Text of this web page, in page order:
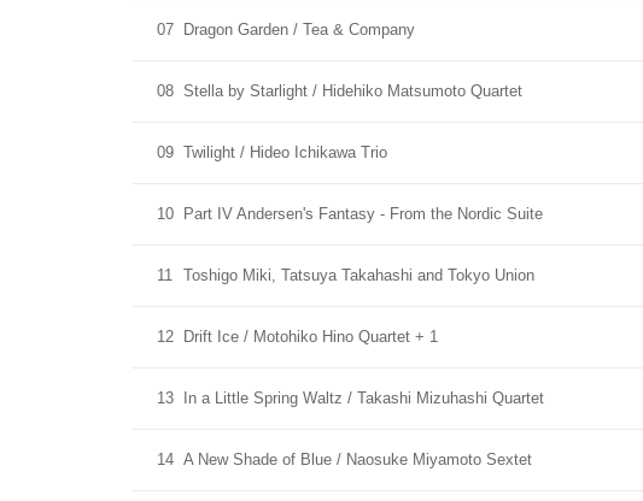
07 Dragon Garden / Tea & Company
08 Stella by Starlight / Hidehiko Matsumoto Quartet
09 Twilight / Hideo Ichikawa Trio
10 Part IV Andersen's Fantasy - From the Nordic Suite
11 Toshigo Miki, Tatsuya Takahashi and Tokyo Union
12 Drift Ice / Motohiko Hino Quartet + 1
13 In a Little Spring Waltz / Takashi Mizuhashi Quartet
14 A New Shade of Blue / Naosuke Miyamoto Sextet